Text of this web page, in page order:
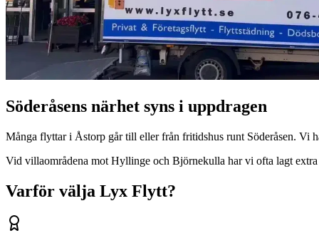
Söderåsens närhet syns i uppdragen
Många flyttar i Åstorp går till eller från fritidshus runt Söderåsen. Vi
Vid villaområdena mot Hyllinge och Björnekulla har vi ofta lagt
Varför välja Lyx Flytt?